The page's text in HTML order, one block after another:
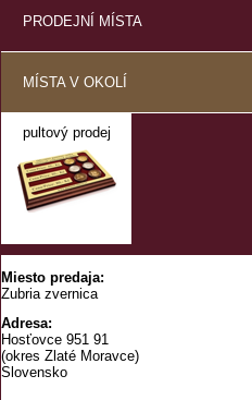
PRODEJNÍ MÍSTA
MÍSTA V OKOLÍ
pultový prodej
Miesto predaja:
Zubria zvernica
Adresa:
Hosťovce 951 91
(okres Zlaté Moravce)
Slovensko